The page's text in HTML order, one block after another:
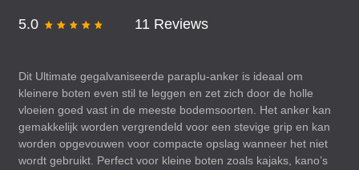
5.0 11 Reviews
Dit Ultimate gegalvaniseerde paraplu-anker is ideaal om
kleinere boten even stil te leggen en zet zich door de holle
vloeien goed vast in de meeste bodemsoorten. Het anker kan
gemakkelijk worden vergrendeld voor een stevige grip en kan
worden opgevouwen voor compacte opslag wanneer het niet
wordt gebruikt. Perfect voor kleine boten zoals kajaks, kano’s